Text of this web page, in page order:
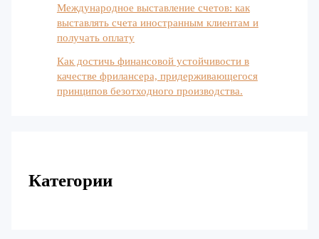
Международное выставление счетов: как
выставлять счета иностранным клиентам и
получать оплату
Как достичь финансовой устойчивости в
качестве фрилансера, придерживающегося
принципов безотходного производства.
Категории